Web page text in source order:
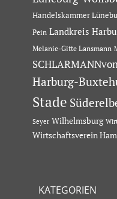
Handelskammer
Pein Landkreis
Melanie-Gitte Lansmann
Harburg-
Stade
Seyer Wilhelmsburg
Wirtschaftsverein
KATEGORIEN